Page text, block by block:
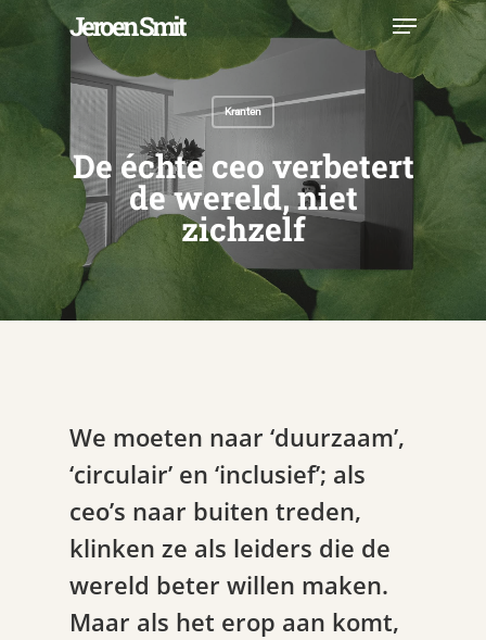
Jeroen Smit Menu
Kranten
De échte ceo verbetert
de wereld, niet
zichzelf
We moeten naar ‘duurzaam’,
‘circulair’ en ‘inclusief’; als
ceo’s naar buiten treden,
klinken ze als leiders die de
wereld beter willen maken.
Maar als het erop aan komt,
Menu